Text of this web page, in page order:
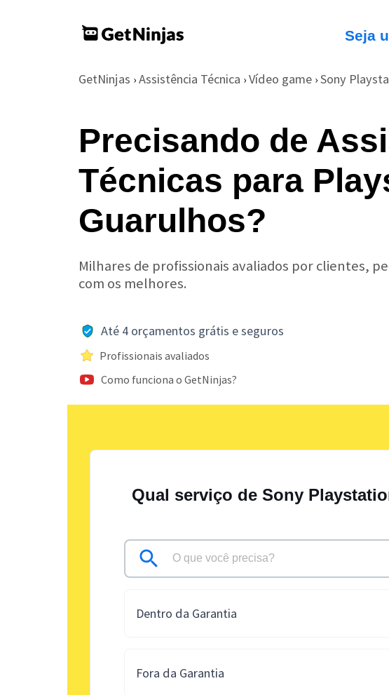
Seja
GetNinjas › Assistência Técnica › Vídeo game › Sony
Precisando de
Técnicas para
Guarulhos?
Milhares de profissionais avaliados por clientes,
com os melhores.
Até 4 orçamentos grátis e seguros
Profissionais avaliados
Como funciona o GetNinjas?
Qual serviço de Sony
Dentro da Garantia
Fora da Garantia